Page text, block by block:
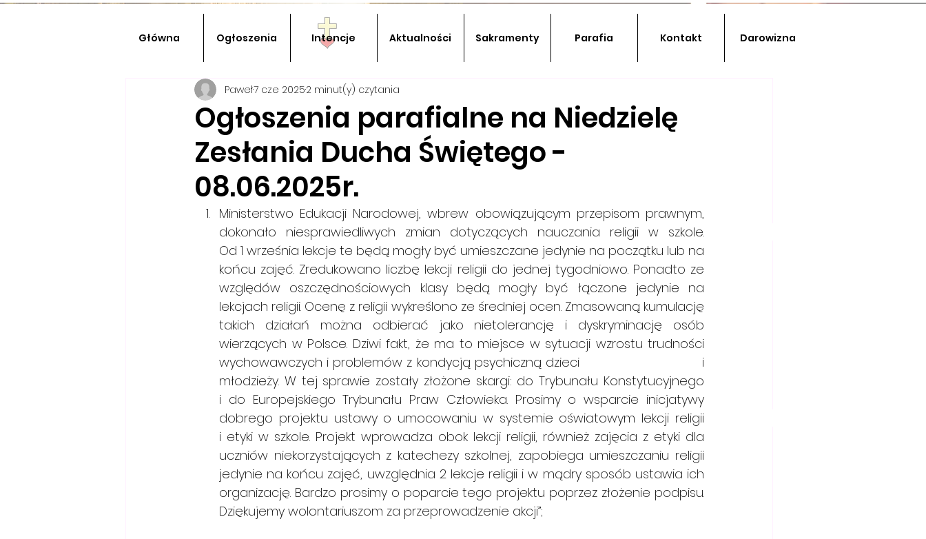
Główna Ogłoszenia Intencje Aktualności Sakramenty Parafia Kontakt Darowizna
Ogłoszenia parafialne na Niedzielę
Zesłania Ducha Świętego -
08.06.2025r.
Paweł7 cze 20252 minut(y) czytania
Ministerstwo Edukacji Narodowej, wbrew obowiązującym przepisom prawnym,
dokonało niesprawiedliwych zmian dotyczących nauczania religii w szkole.
Od 1 września lekcje te będą mogły być umieszczane jedynie na początku lub na
końcu zajęć. Zredukowano liczbę lekcji religii do jednej tygodniowo. Ponadto ze
względów oszczędnościowych klasy będą mogły być łączone jedynie na
lekcjach religii. Ocenę z religii wykreślono ze średniej ocen. Zmasowaną kumulację
takich działań można odbierać jako nietolerancję i dyskryminację osób
wierzących w Polsce. Dziwi fakt, że ma to miejsce w sytuacji wzrostu trudności
wychowawczych i problemów z kondycją psychiczną dzieci                             i
młodzieży. W tej sprawie zostały złożone skargi: do Trybunału Konstytucyjnego
i do Europejskiego Trybunału Praw Człowieka. Prosimy o wsparcie inicjatywy
dobrego projektu ustawy o umocowaniu w systemie oświatowym lekcji religii
i etyki w szkole. Projekt wprowadza obok lekcji religii, również zajęcia z etyki dla
uczniów niekorzystających z katechezy szkolnej, zapobiega umieszczaniu religii
jedynie na końcu zajęć, uwzględnia 2 lekcje religii i w mądry sposób ustawia ich
organizację. Bardzo prosimy o poparcie tego projektu poprzez złożenie podpisu.
Dziękujemy wolontariuszom za przeprowadzenie akcji”;